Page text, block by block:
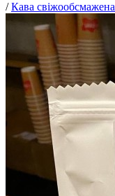
/Кава свіжообсмажена